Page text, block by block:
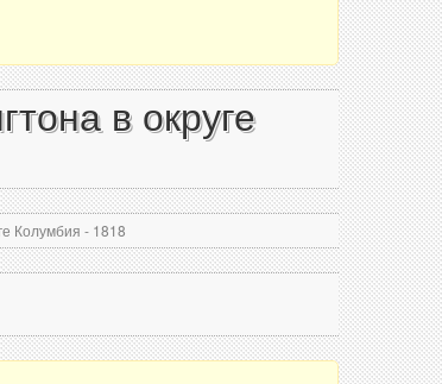
в округе
Колумбия - 1818